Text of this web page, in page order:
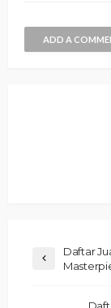
ADD A
Daftar